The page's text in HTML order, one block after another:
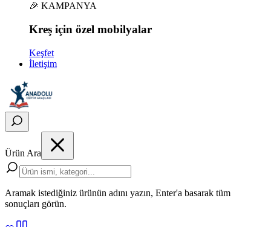
🎉 KAMPANYA
Kreş için özel mobilyalar
Keşfet
İletişim
Ürün Ara
Aramak istediğiniz ürünün adını yazın, Enter'a basarak tüm
sonuçları görün.